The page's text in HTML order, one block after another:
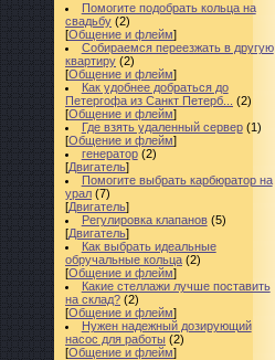
Помогите подобрать кольца на
свадьбу (2)
[Общение и флейм]
Собираемся переезжать в другую
квартиру (2)
[Общение и флейм]
Как удобнее добраться до
Петергофа из Санкт Петерб...
(2)
[Общение и флейм]
Где взять удаленный сервер (1)
[Общение и флейм]
генератор (2)
[Двигатель]
Помогите выбрать карбюратор на
урал (7)
[Двигатель]
Регулировка клапанов (5)
[Двигатель]
Как выбрать идеальные
обручальные кольца (2)
[Общение и флейм]
Какие стеллажи лучше поставить
на склад? (2)
[Общение и флейм]
Нужен надежный дозирующий
насос для работы (2)
[Общение и флейм]